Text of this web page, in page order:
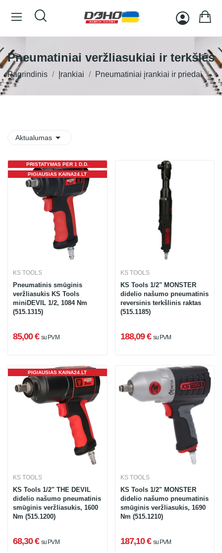
Pneumatiniai veržliasukiai ir terkšlės
Pagrindinis Įrankiai Pneumatiniai įrankiai ir priedai
Aktualumas 
PIGIAUSIAS KAINA24.LT
PRISTATYMAS PER 1 D.D.
KS TOOLS
Pneumatinis smūginis
veržliasukis KS Tools
miniDEVIL 1/2, 1084 Nm
(515.1315)
85,00 € su PVM
KS TOOLS
KS Tools 1/2" MONSTER
didelio našumo pneumatinis
reversinis terkšlinis raktas
(515.1185)
188,09 € su PVM
PIGIAUSIAS KAINA24.LT
KS TOOLS
KS Tools 1/2" THE DEVIL
didelio našumo pneumatinis
smūginis veržliasukis, 1600
Nm (515.1200)
68,30 € su PVM
KS TOOLS
KS Tools 1/2" MONSTER
didelio našumo pneumatinis
smūginis veržliasukis, 1690
Nm (515.1210)
187,10 € su PVM